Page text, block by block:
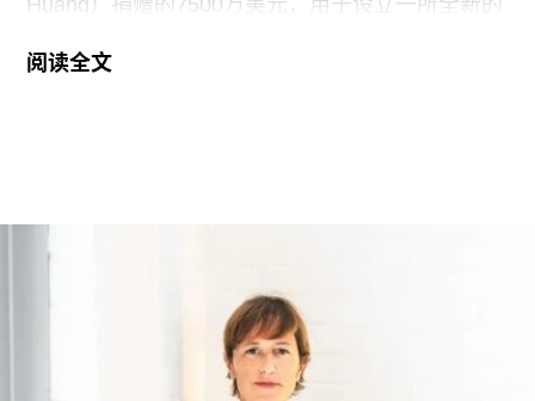
Huang）捐赠的7500万美元，用于设立一所全新的
筑与设计学院”，具体名称尚待校方批准。目前，学
后一家非营利性艺术院校，但近年来持续受招生人
数下降和预算赤字影响导致裁员，最终于今年年初
被范德堡大学收购。根据收购协议，加州艺术学院
将于2026-27学年结束后停止办学。
这笔捐赠是黄仁勋夫妇迄今向教育机构提供的最大
阅读全文